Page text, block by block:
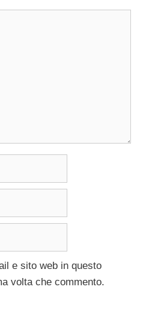
e sito web in questo
volta che commento.